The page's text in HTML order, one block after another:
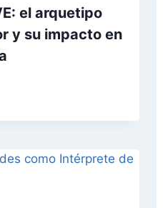
el arquetipo
y su impacto en